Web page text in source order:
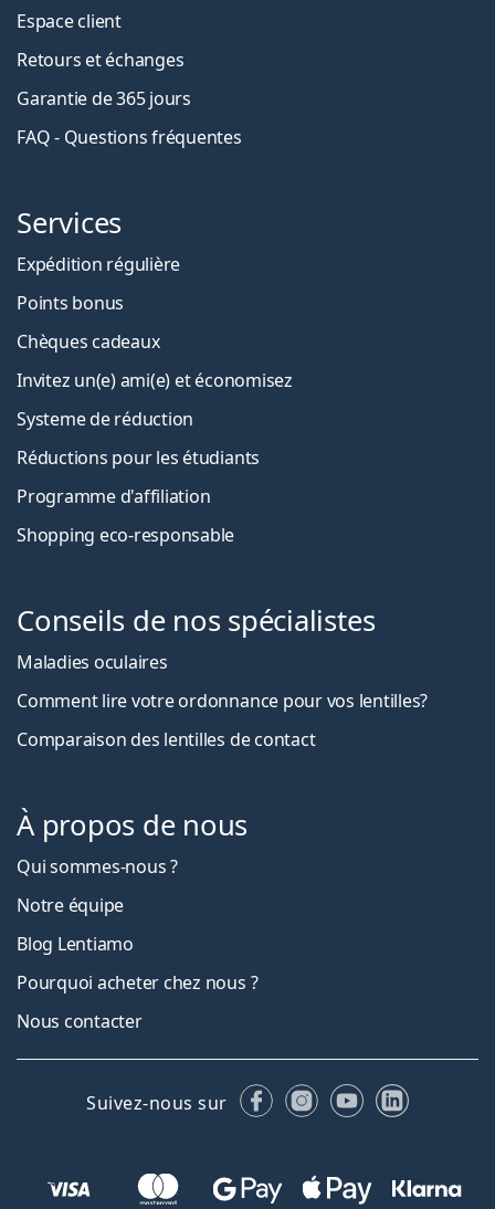
Espace client
Retours et échanges
Garantie de 365 jours
FAQ - Questions fréquentes
Services
Expédition régulière
Points bonus
Chèques cadeaux
Invitez un(e) ami(e) et économisez
Systeme de réduction
Réductions pour les étudiants
Programme d'affiliation
Shopping eco-responsable
Conseils de nos spécialistes
Maladies oculaires
Comment lire votre ordonnance pour vos lentilles?
Comparaison des lentilles de contact
À propos de nous
Qui sommes-nous ?
Notre équipe
Blog Lentiamo
Pourquoi acheter chez nous ?
Nous contacter
Suivez-nous sur FacebookInstagram
YouTubeLinkedIn